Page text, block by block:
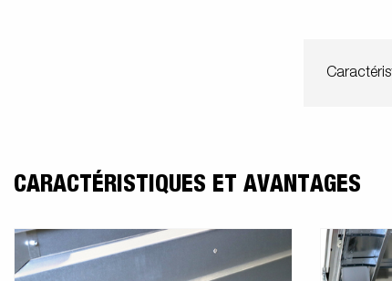
CARACTÉRISTIQUES ET AVANTAGES